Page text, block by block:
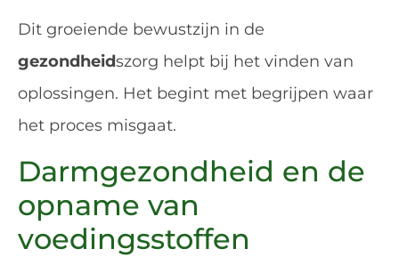
Dit groeiende bewustzijn in de
gezondheidszorg helpt bij het vinden van
oplossingen. Het begint met begrijpen waar
het proces misgaat.
Darmgezondheid en de
opname van
voedingsstoffen